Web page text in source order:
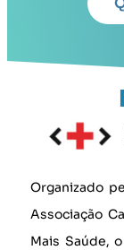
Organizado
Associação
Mais Saúde,